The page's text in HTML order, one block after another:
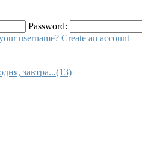
Password:
username? Create an account
завтра...(13)